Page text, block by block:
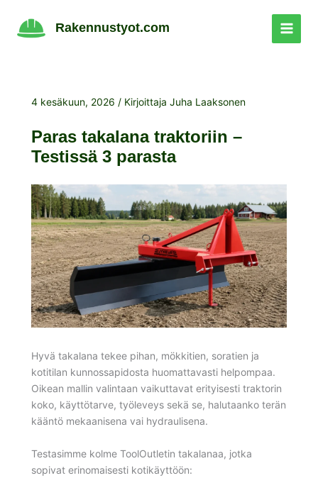
sisältöön
Rakennustyot.com
4 kesäkuun, 2026 / Kirjoittaja Juha Laaksonen
Paras takalana traktoriin –
Testissä 3 parasta
Hyvä takalana tekee pihan, mökkitien, soratien ja
kotitilan kunnossapidosta huomattavasti helpompaa.
Oikean mallin valintaan vaikuttavat erityisesti traktorin
koko, käyttötarve, työleveys sekä se, halutaanko terän
kääntö mekaanisena vai hydraulisena.
Testasimme kolme ToolOutletin takalanaa, jotka
sopivat erinomaisesti kotikäyttöön: